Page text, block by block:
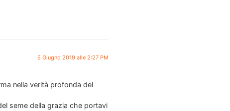
5 Giugno 2019 alle 2:27 PM
nella verità profonda del
seme della grazia che portavi